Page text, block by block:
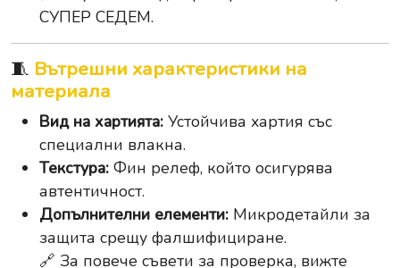
СУПЕР СЕДЕМ.
🧵 Вътрешни характеристики на
материала
Вид на хартията: Устойчива хартия със
специални влакна.
Текстура: Фин релеф, който осигурява
автентичност.
Допълнителни елементи: Микродетайли за
защита срещу фалшифициране.
🔗 За повече съвети за проверка, вижте